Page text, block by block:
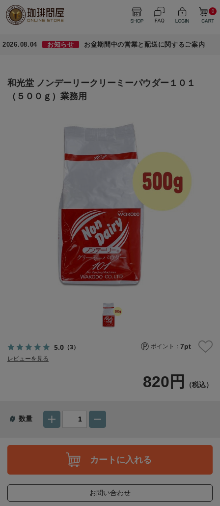
0
2026.08.04 お知らせ お盆期間中の営業と配送に関するご案内
和光堂 ノンデーリークリーミーパウダー１０１
（５００ｇ）業務用
5.0（3）
レビューを見る
ポイント：7pt
820円 （税込）
数量
カートに入れる
お問い合わせ